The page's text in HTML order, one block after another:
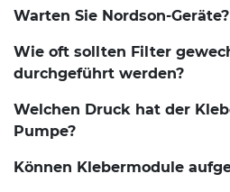
Warten Sie Nordson-Geräte?
Wie oft sollten Filter
durchgeführt werden?
Welchen Druck hat der
Pumpe?
Können Klebermodule